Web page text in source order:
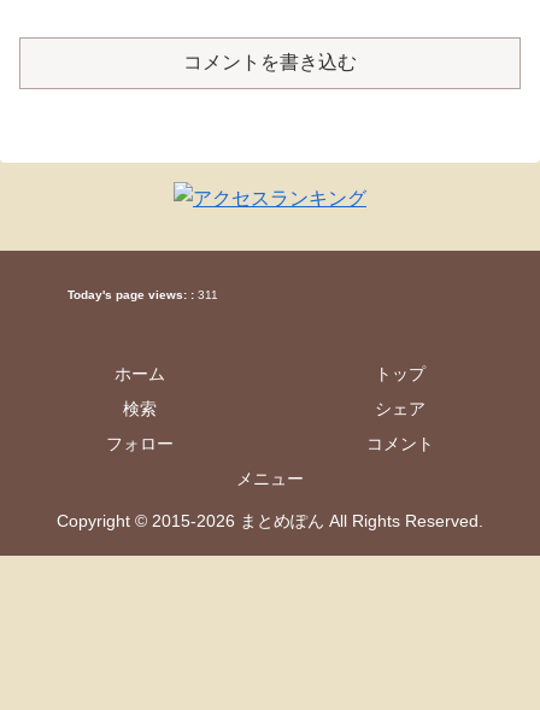
コメントを書き込む
Today's page views: : 311
ホーム
トップ
検索
シェア
フォロー
コメント
メニュー
Copyright © 2015-2026 まとめぽん All Rights Reserved.